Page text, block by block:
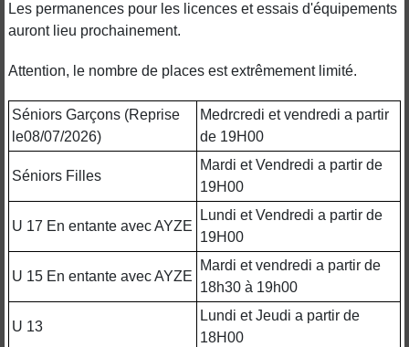
Les permanences pour les licences et essais d'équipements
auront lieu prochainement.
Attention, le nombre de places est extrêmement limité.
Séniors Garçons (Reprise
le08/07/2026)
Medrcredi et vendredi a partir
de 19H00
Séniors Filles
Mardi et Vendredi a partir de
19H00
U 17 En entante avec AYZE
Lundi et Vendredi a partir de
19H00
U 15 En entante avec AYZE
Mardi et vendredi a partir de
18h30 à 19h00
U 13
Lundi et Jeudi a partir de
18H00